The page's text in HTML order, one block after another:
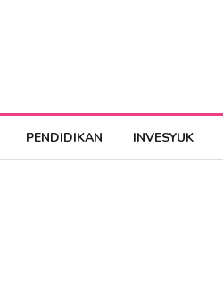
PENDIDIKAN INVESYUK